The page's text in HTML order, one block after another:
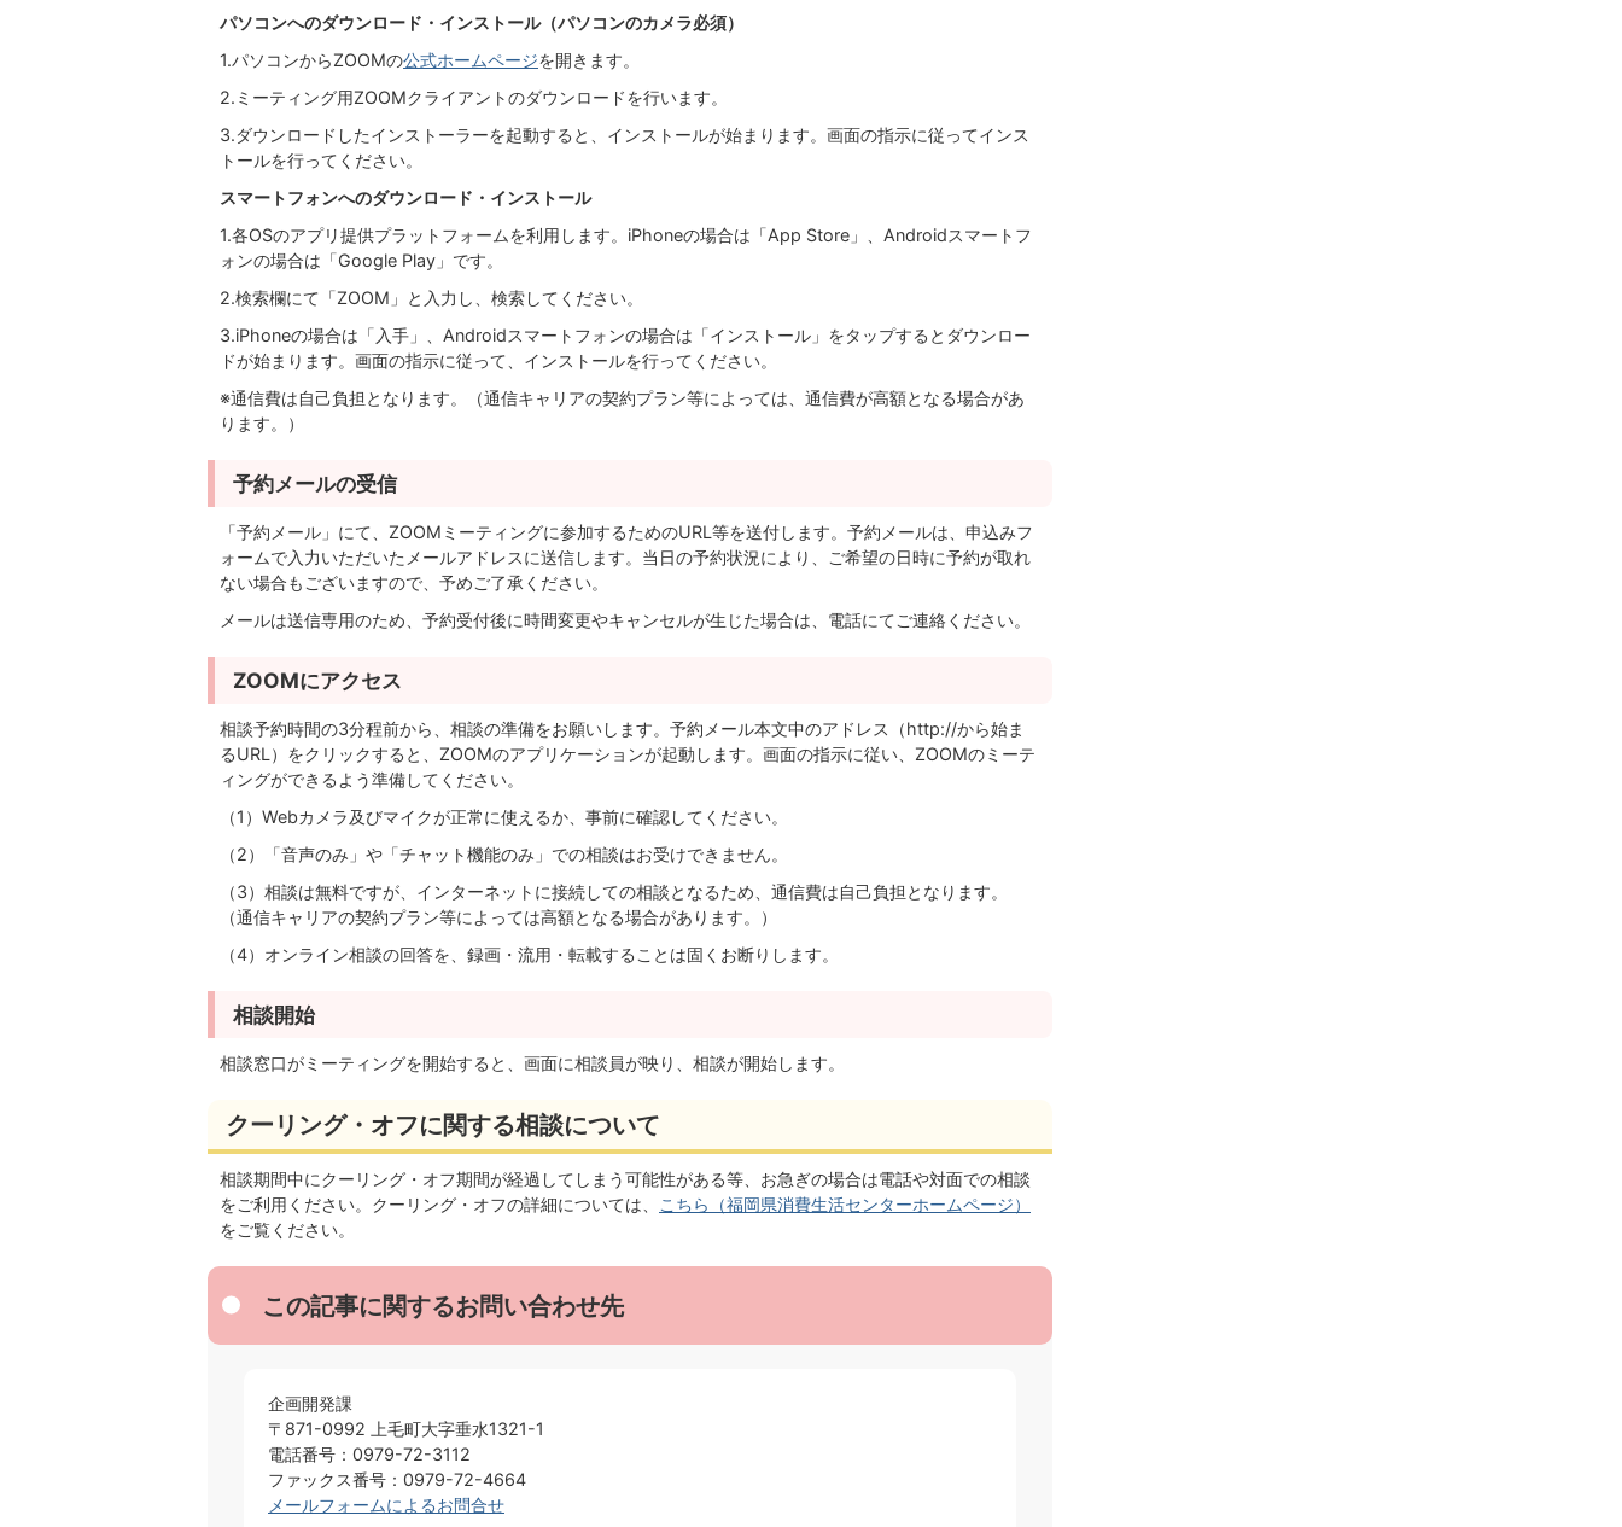
パソコンへのダウンロード・インストール（パソコンのカメラ必須）
1.パソコンからZOOMの公式ホームページを開きます。
2.ミーティング用ZOOMクライアントのダウンロードを行います。
3.ダウンロードしたインストーラーを起動すると、インストールが始まります。画面の指示に従ってインス
トールを行ってください。
スマートフォンへのダウンロード・インストール
1.各OSのアプリ提供プラットフォームを利用します。iPhoneの場合は「App Store」、Androidスマートフ
ォンの場合は「Google Play」です。
2.検索欄にて「ZOOM」と入力し、検索してください。
3.iPhoneの場合は「入手」、Androidスマートフォンの場合は「インストール」をタップするとダウンロー
ドが始まります。画面の指示に従って、インストールを行ってください。
※通信費は自己負担となります。（通信キャリアの契約プラン等によっては、通信費が高額となる場合があ
ります。）
予約メールの受信
「予約メール」にて、ZOOMミーティングに参加するためのURL等を送付します。予約メールは、申込みフ
ォームで入力いただいたメールアドレスに送信します。当日の予約状況により、ご希望の日時に予約が取れ
ない場合もございますので、予めご了承ください。
メールは送信専用のため、予約受付後に時間変更やキャンセルが生じた場合は、電話にてご連絡ください。
ZOOMにアクセス
相談予約時間の3分程前から、相談の準備をお願いします。予約メール本文中のアドレス（http://から始ま
るURL）をクリックすると、ZOOMのアプリケーションが起動します。画面の指示に従い、ZOOMのミーテ
ィングができるよう準備してください。
（1）Webカメラ及びマイクが正常に使えるか、事前に確認してください。
（2）「音声のみ」や「チャット機能のみ」での相談はお受けできません。
（3）相談は無料ですが、インターネットに接続しての相談となるため、通信費は自己負担となります。
（通信キャリアの契約プラン等によっては高額となる場合があります。）
（4）オンライン相談の回答を、録画・流用・転載することは固くお断りします。
相談開始
相談窓口がミーティングを開始すると、画面に相談員が映り、相談が開始します。
クーリング・オフに関する相談について
相談期間中にクーリング・オフ期間が経過してしまう可能性がある等、お急ぎの場合は電話や対面での相談
をご利用ください。クーリング・オフの詳細については、
こちら（福岡県消費生活センターホームページ）
をご覧ください。
この記事に関するお問い合わせ先
企画開発課
〒871-0992 上毛町大字垂水1321-1
電話番号：0979-72-3112
ファックス番号：0979-72-4664
メールフォームによるお問合せ